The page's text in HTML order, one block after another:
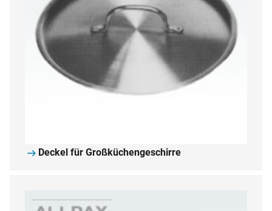
Deckel für Großküchengeschirre